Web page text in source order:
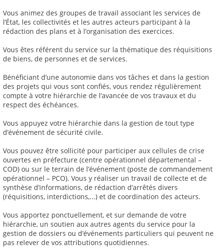
Vous animez des groupes de travail associant les services de
l’État, les collectivités et les autres acteurs participant à la
rédaction des plans et à l’organisation des exercices.
Vous êtes référent du service sur la thématique des réquisitions
de biens, de personnes et de services.
Bénéficiant d’une autonomie dans vos tâches et dans la gestion
des projets qui vous sont confiés, vous rendez régulièrement
compte à votre hiérarchie de l’avancée de vos travaux et du
respect des échéances.
Vous appuyez votre hiérarchie dans la gestion de tout type
d’événement de sécurité civile.
Vous pouvez être sollicité pour participer aux cellules de crise
ouvertes en préfecture (centre opérationnel départemental –
COD) ou sur le terrain de l’événement (poste de commandement
opérationnel – PCO). Vous y réaliser un travail de collecte et de
synthèse d’informations, de rédaction d’arrêtés divers
(réquisitions, interdictions,...) et de coordination des acteurs.
Vous apportez ponctuellement, et sur demande de votre
hiérarchie, un soutien aux autres agents du service pour la
gestion de dossiers ou d’événements particuliers qui peuvent ne
pas relever de vos attributions quotidiennes.